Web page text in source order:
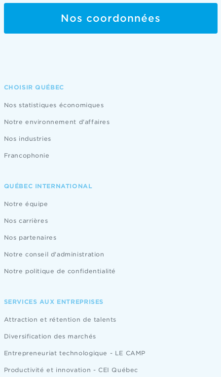
Nos coordonnées
CHOISIR QUÉBEC
Nos statistiques économiques
Notre environnement d'affaires
Nos industries
Francophonie
QUÉBEC INTERNATIONAL
Notre équipe
Nos carrières
Nos partenaires
Notre conseil d'administration
Notre politique de confidentialité
SERVICES AUX ENTREPRISES
Attraction et rétention de talents
Diversification des marchés
Entrepreneuriat technologique - LE CAMP
Productivité et innovation - CEI Québec